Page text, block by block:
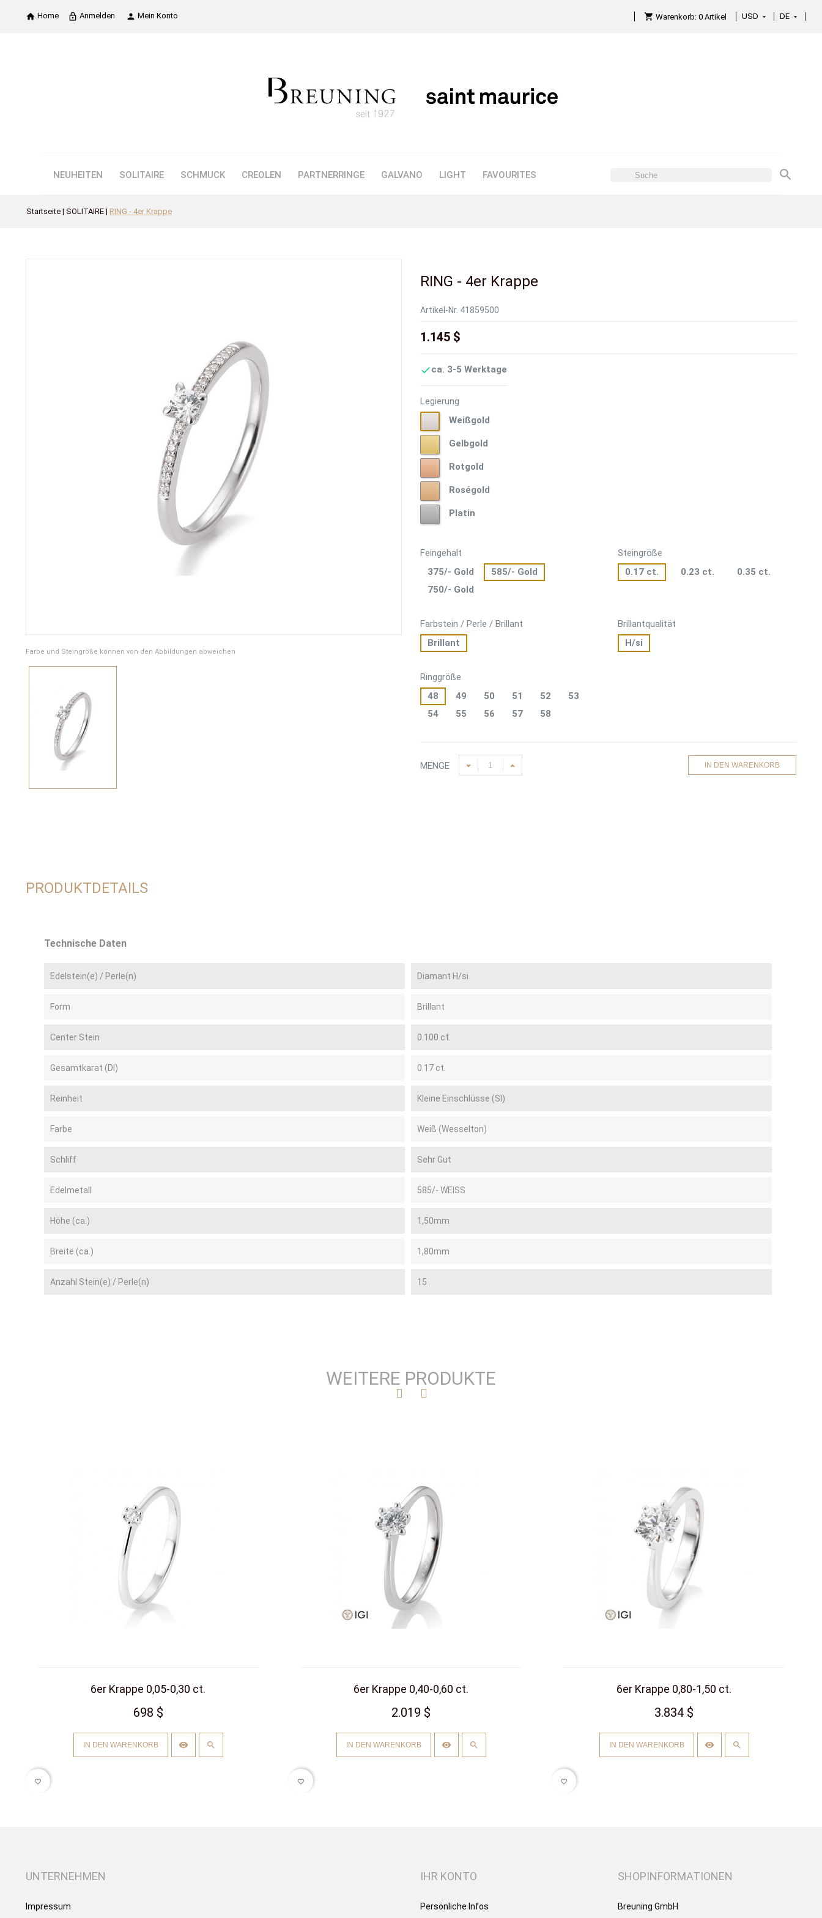
 Home lock_outline Anmelden  Mein Konto  Warenkorb: 0 Artikel USD DE
NEUHEITEN SOLITAIRE SCHMUCK CREOLEN PARTNERRINGE GALVANO LIGHT FAVOURITES 
Startseite SOLITAIRE RING - 4er Krappe
Farbe und Steingröße können von den Abbildungen abweichen
RING - 4er Krappe
Artikel-Nr. 41859500
1.145 $
ca. 3-5 Werktage
Legierung
WeißgoldWeißgold
GelbgoldGelbgold
RotgoldRotgold
RoségoldRoségold
Platin
Feingehalt
375/- Gold
585/- Gold
750/- Gold
Steingröße
0.17 ct.
0.23 ct. 0.35 ct.
Farbstein / Perle / Brillant
Brillant
Brillantqualität
H/si
Ringgröße
48
49 50 51 52
53
54
55 56 57 58
MENGE IN DEN WARENKORB
PRODUKTDETAILS
Technische Daten
Edelstein(e) / Perle(n) Diamant H/si
Form Brillant
Center Stein 0.100 ct.
Gesamtkarat (DI) 0.17 ct.
Reinheit Kleine Einschlüsse (SI)
Farbe Weiß (Wesselton)
Schliff Sehr Gut
Edelmetall 585/- WEISS
Höhe (ca.) 1,50mm
Breite (ca.) 1,80mm
Anzahl Stein(e) / Perle(n) 15
WEITERE PRODUKTE
6er Krappe 0,05-0,30 ct.
698 $
IN DEN WARENKORB
favorite_border
6er Krappe 0,40-0,60 ct.
2.019 $
IN DEN WARENKORB
favorite_border
6er Krappe 0,80-1,50 ct.
3.834 $
IN DEN WARENKORB
favorite_border
UNTERNEHMEN
Impressum
IHR KONTO
Persönliche Infos
SHOPINFORMATIONEN
Breuning GmbH